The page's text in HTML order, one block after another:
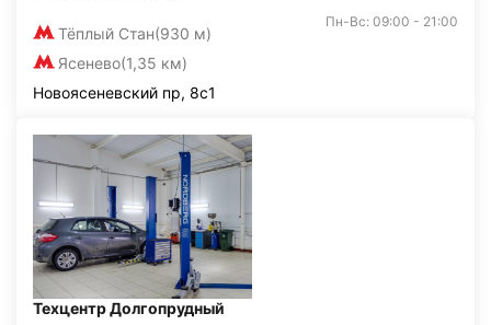
Тёплый Стан(930 м)
Ясенево(1,35 км)
Пн-Вс: 09:00 - 21:00
Новоясеневский пр, 8с1
Техцентр Долгопрудный